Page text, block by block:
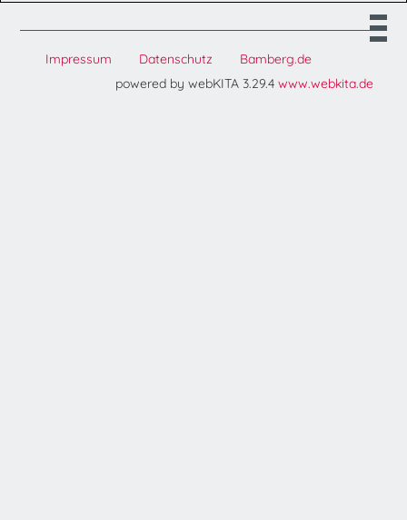
Impressum Datenschutz
Bamberg.de
powered by webKITA 3.29.4 www.webkita.de